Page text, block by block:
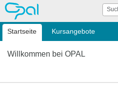
OPAL
Startseite Kursangebote
Willkommen bei OPAL